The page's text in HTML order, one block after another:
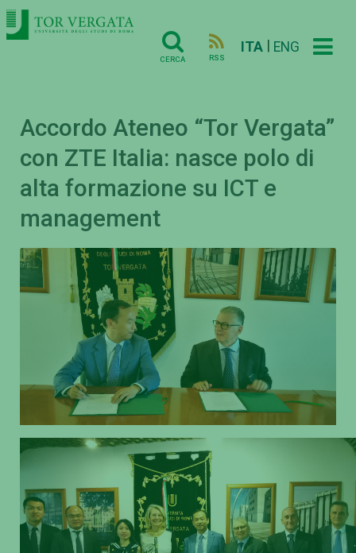
CERCA RSS
ITA ENG
Accordo Ateneo “Tor Vergata”
con ZTE Italia: nasce polo di
alta formazione su ICT e
management